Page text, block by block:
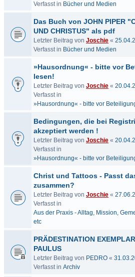
Verfasst in Bücher und Medien
Das Buch von JOHN PIPER
UND CHRISTUS" als pdf
Letzter Beitrag von Joschie «
Verfasst in Bücher und Medien
»Hausordnung« - bitte vor
lesen!
Letzter Beitrag von Joschie «
Verfasst in
»Hausordnung« - bitte vor
Bedingungen, die bei
akzeptiert werden !
Letzter Beitrag von Joschie «
Verfasst in
»Hausordnung« - bitte vor
Christ und Tattoos - Passt
zusammen?
Letzter Beitrag von Joschie «
Verfasst in
Aus der Praxis - Alltag, Mission,
etc
PRÄDESTINATION
PAULUS
Letzter Beitrag von PEDRO «
Verfasst in Archiv